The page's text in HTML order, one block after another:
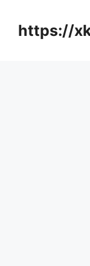
https://